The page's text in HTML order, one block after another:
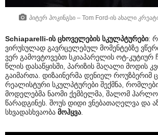
პიტერ ჰოკინგსი – Tom Ford-ის ახალი
Schiaparelli-ის ცხოველების სკულპტურები:
ვირუსულად გავრცელებულ მომენტებზე
ვერ გამოვტოვებთ სკიაპარელის ოტ-კუტიურ
წლის დასაწყისში, პარიზის მაღალი მოდის
გაიმართა. დიზაინერმა დენიელ როუზბერიმ
რეალისტური სკულპტურები შექმნა,
მოდელებმა ნაომი ქემბელმა, შალომ
წარადგინეს. შოუს დიდი ვნებათაღელვა და
სხვადასხვაობა მოჰყვა.